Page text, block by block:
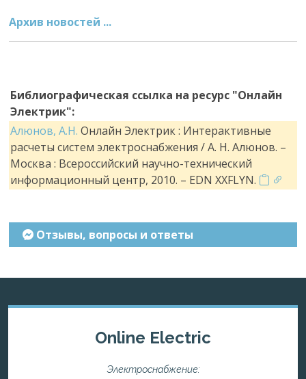
Архив новостей ...
Библиографическая ссылка на ресурс "Онлайн
Электрик":
Алюнов, А.Н. Онлайн Электрик : Интерактивные
расчеты систем электроснабжения / А. Н. Алюнов. –
Москва : Всероссийский научно-технический
информационный центр, 2010. – EDN XXFLYN.
Отзывы, вопросы и ответы
Online Electric
Электроснабжение: